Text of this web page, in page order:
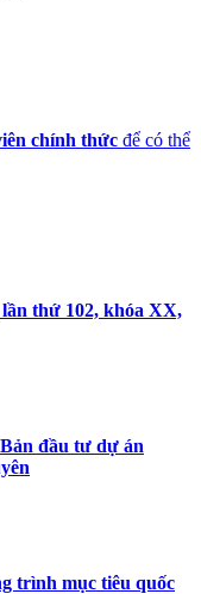
chính thức để có thể
thứ 102, khóa XX,
đầu tư dự án
trình mục tiêu quốc